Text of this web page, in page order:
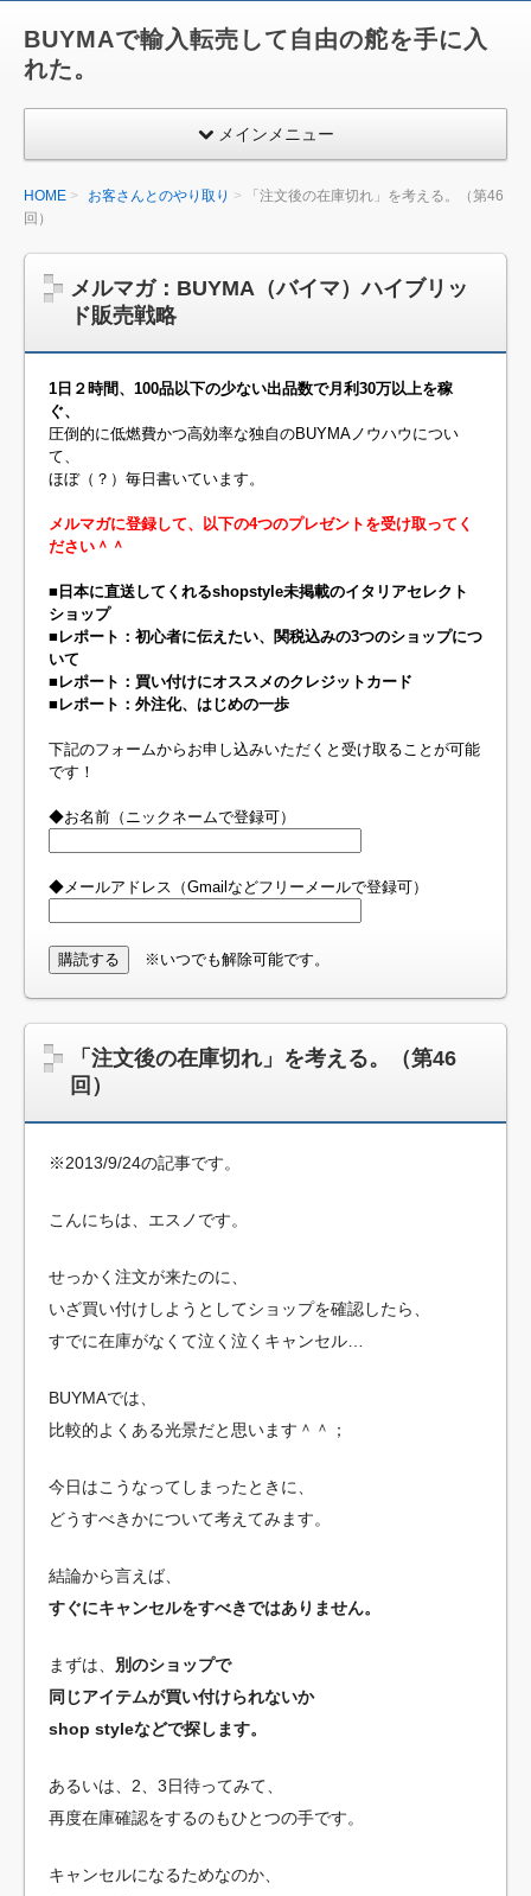
BUYMAで輸入転売して自由の舵を手に入
れた。
メインメニュー
HOME お客さんとのやり取り
「注文後の在庫切れ」を考える。（第46
回）
メルマガ：BUYMA（バイマ）ハイブリッ
ド販売戦略
1日２時間、100品以下の少ない出品数で月利30万以上を稼
ぐ、
圧倒的に低燃費かつ高効率な独自のBUYMAノウハウについ
て、
ほぼ（？）毎日書いています。
メルマガに登録して、以下の4つのプレゼントを受け取ってく
ださい＾＾
■日本に直送してくれるshopstyle未掲載のイタリアセレクト
ショップ
■レポート：初心者に伝えたい、関税込みの3つのショップにつ
いて
■レポート：買い付けにオススメのクレジットカード
■レポート：外注化、はじめの一歩
下記のフォームからお申し込みいただくと受け取ることが可能
です！
◆お名前（ニックネームで登録可）
◆メールアドレス（Gmailなどフリーメールで登録可）
※いつでも解除可能です。
「注文後の在庫切れ」を考える。（第46
回）
※2013/9/24の記事です。
こんにちは、エスノです。
せっかく注文が来たのに、
いざ買い付けしようとしてショップを確認したら、
すでに在庫がなくて泣く泣くキャンセル…
BUYMAでは、
比較的よくある光景だと思います＾＾；
今日はこうなってしまったときに、
どうすべきかについて考えてみます。
結論から言えば、
すぐにキャンセルをすべきではありません。
まずは、 別のショップで
同じアイテムが買い付けられないか
shop styleなどで探します。
あるいは、2、3日待ってみて、
再度在庫確認をするのもひとつの手です。
キャンセルになるためなのか、